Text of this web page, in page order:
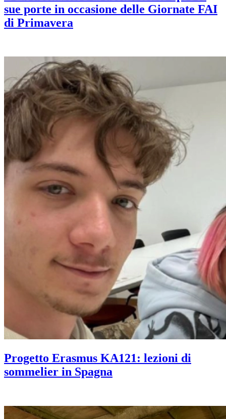
sue porte in occasione delle Giornate FAI
di Primavera
Progetto Erasmus KA121: lezioni di
sommelier in Spagna